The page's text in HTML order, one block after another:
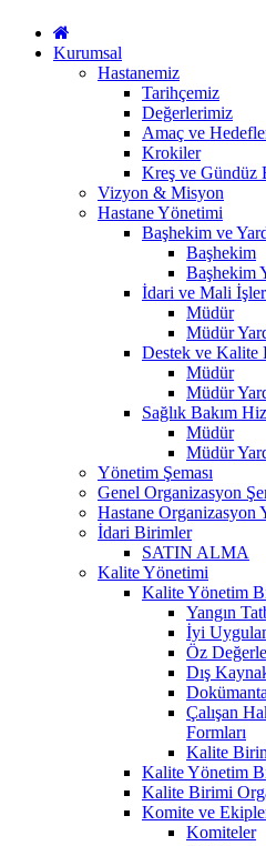
Kurumsal
Hastanemiz
Tarihçemiz
Değerlerimiz
Amaç ve
Krokiler
Kreş ve Gündüz
Vizyon & Misyon
Hastane Yönetimi
Başhekim ve
Başhekim
Başhekim
İdari ve Mali
Müdür
Müdür
Destek ve Kalite
Müdür
Müdür
Sağlık Bakım
Müdür
Müdür
Yönetim Şeması
Genel Organizasyon
Hastane Organizasyon
İdari Birimler
SATIN ALMA
Kalite Yönetimi
Kalite Yönetim
Yangın
İyi
Öz
Dış
Çalışan
Formları
Kalite
Kalite Yönetim
Kalite Birimi
Komite ve
Komiteler